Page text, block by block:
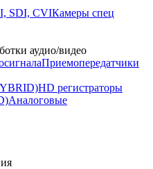
SDI, CVIКамеры спец
аудио/видео
Приемопередатчики
HD регистраторы
Аналоговые